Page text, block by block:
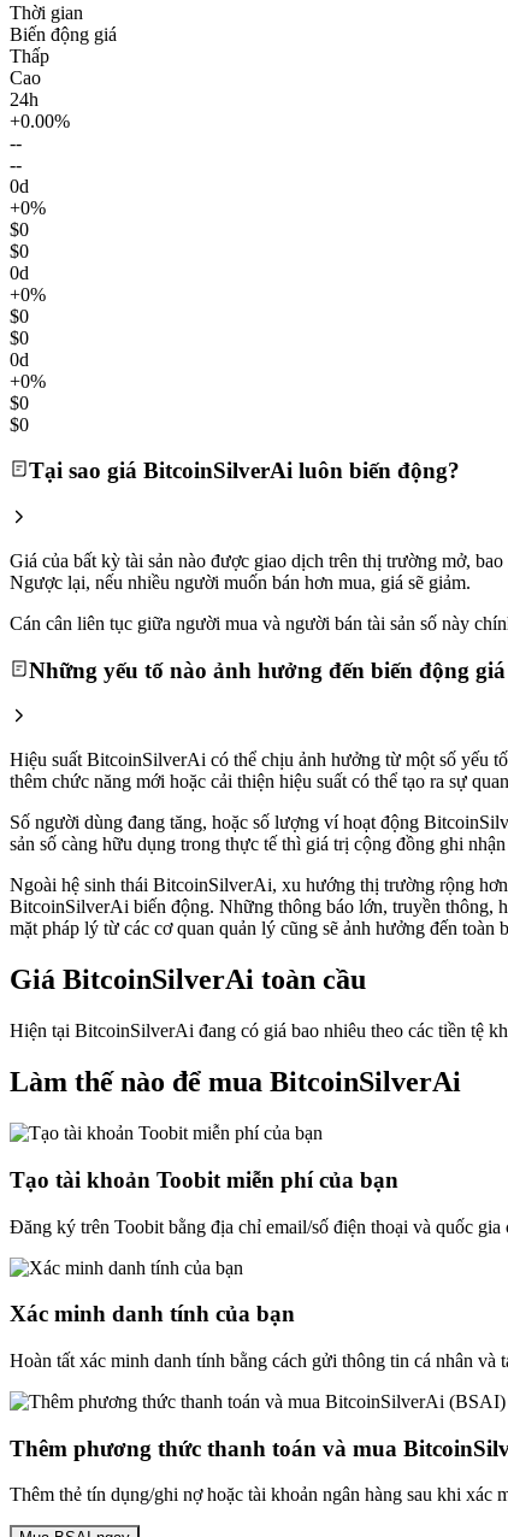
Thời gian
Biến động giá
Thấp
Cao
24h
+0.00%
--
--
0d
+0%
$0
$0
0d
+0%
$0
$0
0d
+0%
$0
$0
Tại sao giá BitcoinSilverAi luôn biến động?
Giá của bất kỳ tài sản nào được giao dịch trên thị trường mở,
Ngược lại, nếu nhiều người muốn bán hơn mua, giá sẽ giảm.
Cán cân liên tục giữa người mua và người bán tài sản số này
Những yếu tố nào ảnh hưởng đến biến động
Hiệu suất BitcoinSilverAi có thể chịu ảnh hưởng từ một số yếu
thêm chức năng mới hoặc cải thiện hiệu suất có thể tạo ra sự
Số người dùng đang tăng, hoặc số lượng ví hoạt động
sản số càng hữu dụng trong thực tế thì giá trị cộng đồng ghi
Ngoài hệ sinh thái BitcoinSilverAi, xu hướng thị trường rộng
BitcoinSilverAi biến động. Những thông báo lớn, truyền thông,
mặt pháp lý từ các cơ quan quản lý cũng sẽ ảnh hưởng đến
Giá BitcoinSilverAi toàn cầu
Hiện tại BitcoinSilverAi đang có giá bao nhiêu theo các tiền tệ
Làm thế nào để mua BitcoinSilverAi
Tạo tài khoản Toobit miễn phí của bạn
Đăng ký trên Toobit bằng địa chỉ email/số điện thoại và quốc
Xác minh danh tính của bạn
Hoàn tất xác minh danh tính bằng cách gửi thông tin cá nhân và
Thêm phương thức thanh toán và mua
Thêm thẻ tín dụng/ghi nợ hoặc tài khoản ngân hàng sau khi